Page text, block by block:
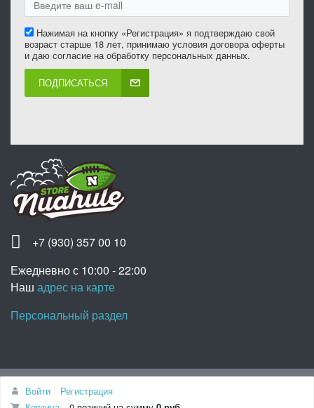
Нажимая на кнопку «Регистрация» я подтверждаю свой
возраст старше 18 лет, принимаю условия договора оферты
и даю согласие на обработку персональных данных.
ПОДПИСАТЬСЯ
+7 (930) 357 00 10
Ежедневно с 10:00 - 22:00
Наш адрес на карте
Персональный раздел
© Интернет-магазин «Nuahule», 2020
Войти
Регистрация